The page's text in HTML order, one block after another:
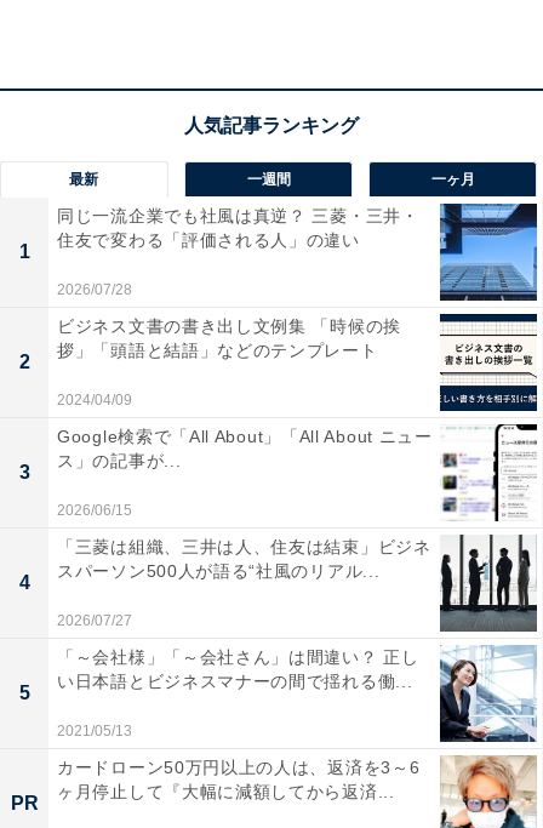
第1位：伊藤忠商事（商社）
近年、常に就職人気企業の上位に挙げられる、総合商社
の「伊藤忠商事」。
今回の調査では、三菱商事、住友商事などの5大商社の
中でも最も人気が高く、男性部門ランキング30位以内で
唯一の商社となりました。
最新 一週間 一ヶ月
1
同じ一流企業でも社風は真逆？ 三菱・三井・
住友で変わる「評価される人」の違い
2026/07/28
2
ビジネス文書の書き出し文例集 「時候の挨
拶」「頭語と結語」などのテンプレート
2024/04/09
3
Google検索で「All About」「All About ニュー
ス」の記事が...
2026/06/15
4
「三菱は組織、三井は人、住友は結束」ビジネ
スパーソン500人が語る“社風のリアル...
2026/07/27
5
「～会社様」「～会社さん」は間違い？ 正し
い日本語とビジネスマナーの間で揺れる働...
2021/05/13
PR
カードローン50万円以上の人は、返済を3～6
ヶ月停止して『大幅に減額してから返済...